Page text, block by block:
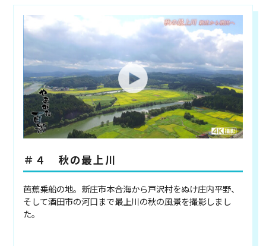
＃４ 秋の最上川
芭蕉乗船の地。新庄市本合海から戸沢村をぬけ庄内平野、
そして酒田市の河口まで最上川の秋の風景を撮影しまし
た。